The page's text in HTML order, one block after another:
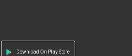
Download On Play Store